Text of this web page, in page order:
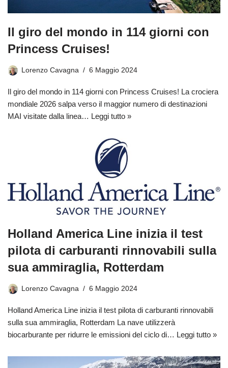
Il giro del mondo in 114 giorni con
Princess Cruises!
Lorenzo Cavagna 6 Maggio 2024
Il giro del mondo in 114 giorni con Princess Cruises! La crociera
mondiale 2026 salpa verso il maggior numero di destinazioni
MAI visitate dalla linea… Leggi tutto »
Holland America Line inizia il test
pilota di carburanti rinnovabili sulla
sua ammiraglia, Rotterdam
Lorenzo Cavagna 6 Maggio 2024
Holland America Line inizia il test pilota di carburanti rinnovabili
sulla sua ammiraglia, Rotterdam La nave utilizzerà
biocarburante per ridurre le emissioni del ciclo di… Leggi tutto »